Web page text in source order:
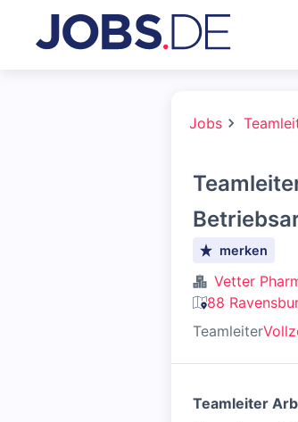
Jobs
merken
Vetter
88
Teamleiter
Teamleiter